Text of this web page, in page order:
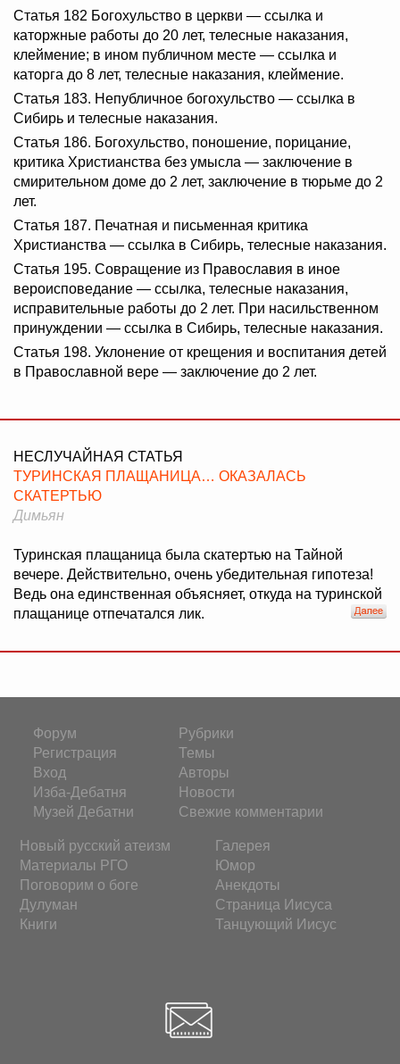
Статья 182 Богохульство в церкви — ссылка и
каторжные работы до 20 лет, телесные наказания,
клеймение; в ином публичном месте — ссылка и
каторга до 8 лет, телесные наказания, клеймение.
Статья 183. Непубличное богохульство — ссылка в
Сибирь и телесные наказания.
Статья 186. Богохульство, поношение, порицание,
критика Христианства без умысла — заключение в
смирительном доме до 2 лет, заключение в тюрьме до 2
лет.
Статья 187. Печатная и письменная критика
Христианства — ссылка в Сибирь, телесные наказания.
Статья 195. Совращение из Православия в иное
вероисповедание — ссылка, телесные наказания,
исправительные работы до 2 лет. При насильственном
принуждении — ссылка в Сибирь, телесные наказания.
Статья 198. Уклонение от крещения и воспитания детей
в Православной вере — заключение до 2 лет.
НЕСЛУЧАЙНАЯ СТАТЬЯ
ТУРИНСКАЯ ПЛАЩАНИЦА… ОКАЗАЛАСЬ
СКАТЕРТЬЮ
Димьян
Туринская плащаница была скатертью на Тайной
вечере. Действительно, очень убедительная гипотеза!
Ведь она единственная объясняет, откуда на туринской
плащанице отпечатался лик.
Форум
Регистрация
Вход
Изба-Дебатня
Музей Дебатни
Рубрики
Темы
Авторы
Новости
Свежие комментарии
Новый русский атеизм
Материалы РГО
Поговорим о боге
Дулуман
Книги
Галерея
Юмор
Анекдоты
Страница Иисуса
Танцующий Иисус